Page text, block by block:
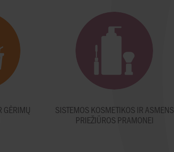
GĖRIMŲ
SISTEMOS KOSMETIKOS IR ASMENS
PRIEŽIŪROS PRAMONEI